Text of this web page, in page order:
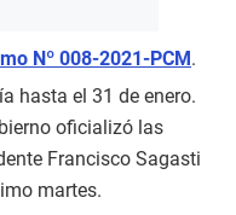
Nº 008-2021-PCM .
hasta el 31 de enero.
oficializó las
Francisco Sagasti
martes.